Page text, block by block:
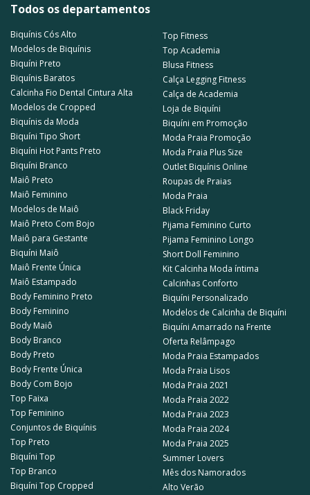
Todos os departamentos
Biquínis Cós Alto
Modelos de Biquínis
Biquíni Preto
Biquínis Baratos
Calcinha Fio Dental Cintura Alta
Modelos de Cropped
Biquínis da Moda
Biquíni Tipo Short
Biquíni Hot Pants Preto
Biquíni Branco
Maiô Preto
Maiô Feminino
Modelos de Maiô
Maiô Preto Com Bojo
Maiô para Gestante
Biquíni Maiô
Maiô Frente Única
Maiô Estampado
Body Feminino Preto
Body Feminino
Body Maiô
Body Branco
Body Preto
Body Frente Única
Body Com Bojo
Top Faixa
Top Feminino
Conjuntos de Biquínis
Top Preto
Biquíni Top
Top Branco
Biquíni Top Cropped
Top Fitness
Top Academia
Blusa Fitness
Calça Legging Fitness
Calça de Academia
Loja de Biquíni
Biquíni em Promoção
Moda Praia Promoção
Moda Praia Plus Size
Outlet Biquínis Online
Roupas de Praias
Moda Praia
Black Friday
Pijama Feminino Curto
Pijama Feminino Longo
Short Doll Feminino
Kit Calcinha Moda íntima
Calcinhas Conforto
Biquíni Personalizado
Modelos de Calcinha de Biquíni
Biquíni Amarrado na Frente
Oferta Relâmpago
Moda Praia Estampados
Moda Praia Lisos
Moda Praia 2021
Moda Praia 2022
Moda Praia 2023
Moda Praia 2024
Moda Praia 2025
Summer Lovers
Mês dos Namorados
Alto Verão